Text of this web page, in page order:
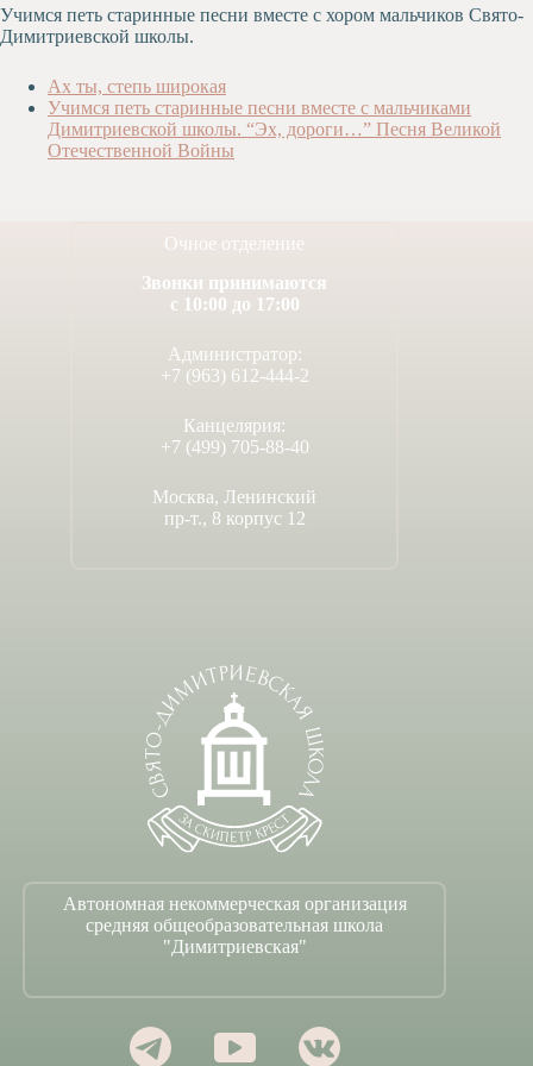
Художественная
студия
Музыкальное
отделение
Психологическая
Служба
Учимся петь старинные песни вместе с хором мальчиков Свято-
Димитриевской школы.
Ах ты, степь широкая
Учимся петь старинные песни вместе с мальчиками
Димитриевской школы. “Эх, дороги…” Песня Великой
Отечественной Войны
Очное отделение
Звонки принимаются
с 10:00 до 17:00
Администратор:
+7 (963) 612-444-2
Канцелярия:
+7 (499) 705-88-40
Москва, Ленинский
пр-т., 8 корпус 12
Автономная некоммерческая организация
средняя общеобразовательная школа
"Димитриевская"